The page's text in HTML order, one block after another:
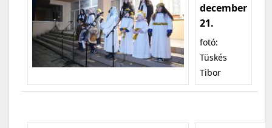
december
21.
fotó:
Tüskés
Tibor